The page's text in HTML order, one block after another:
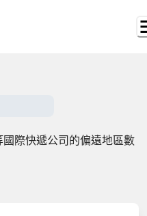
際快遞公司的偏遠地區數